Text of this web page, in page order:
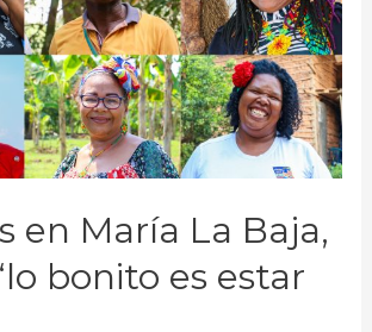
en María La Baja,
bonito es estar